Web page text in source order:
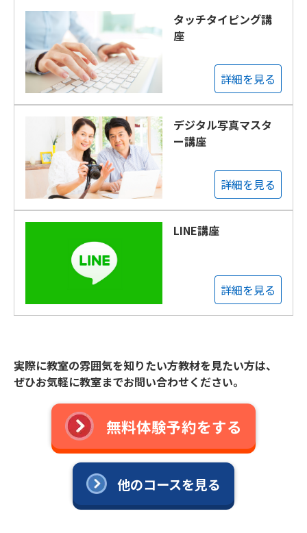
タッチタイピング講
座
詳細を見る
デジタル写真マスタ
ー講座
詳細を見る
LINE講座
詳細を見る
実際に教室の雰囲気を知りたい方教材を見たい方は、
ぜひお気軽に教室までお問い合わせください。
無料体験予約をする
他のコースを見る